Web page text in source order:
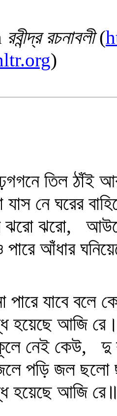
রবীন্দ্র রচনাবলী(
)
তিল ঠাঁই
নে ঘরের
ঝরো ঝরো,
পারে আঁধার
যাবে বলে
হয়েছে আজি
নেই কেউ, দু
পড়ি জল ছলো
হয়েছে আজি